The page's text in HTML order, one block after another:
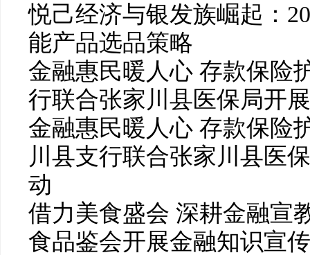
悦己经济与银发族崛起：
能产品选品策略
金融惠民暖人心 存款保
行联合张家川县医保局开
金融惠民暖人心 存款保
川县支行联合张家川县医
动
借力美食盛会 深耕金融
食品鉴会开展金融知识宣